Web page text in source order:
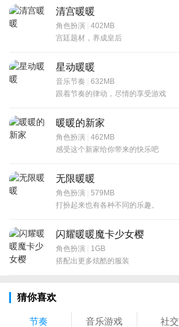
清宫暖暖
角色扮演 | 402MB
宫廷题材，养成皇后
星动暖暖
音乐节奏 | 632MB
跟着节奏的律动，尽情的享受游戏
暖暖的新家
角色扮演 | 462MB
感受这个新家给你带来的快乐吧
无限暖暖
角色扮演 | 579MB
打扮起来也有各种不同的乐趣。
闪耀暖暖魔卡少女樱
角色扮演 | 1GB
搭配出更多炫酷的服装
猜你喜欢
节奏 音乐游戏 社交